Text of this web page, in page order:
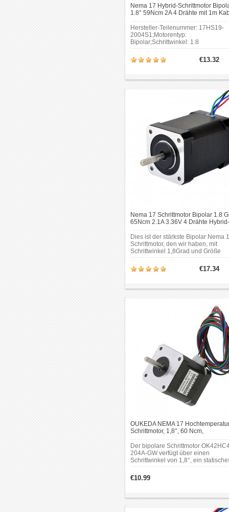
Nema 17 Hybrid-Schrittmotor
1.8° 59Ncm 2A 4 Drähte mit 1m
Hersteller-Teilenummer: 17HS19-
2004S1;Motorentyp:
Bipolar;Schrittwinkel: 1.8
59Ncm(84oz.in);Strom/Phase:
2.0A;Widerstand/Phase: 1.4ohms;
auf alten verstion, haben wir die
verlängert und am Ende des
eine 4-polige 0,1 "Pitch (2,54mm)
Harwin-Buchse am Ende des
€13.32
Nema 17 Schrittmotor Bipolar 1.8
65Ncm 2.1A 3.36V 4 Drähte Hybrid-
Dies ist der stärkste Bipolar Nema
Schrittmotor, den wir haben, mit
Schrittwinkel 1,8Grad und Größe
Phase zieht 2.1A, mit Haltemoment
zu 65Ncm(92oz.in).Rahmengröße:
60mm;Schaftdurchmesser:
€17.34
OUKEDA NEMA 17
Schrittmotor, 1,8°, 60 Ncm,
Der bipolare Schrittmotor
204A-GW verfügt über einen
Schrittwinkel von 1,8°, ein
einem Phasenstrom von 2,0 A bei
einer Phasenspannung von 2,8 V.
€10.99